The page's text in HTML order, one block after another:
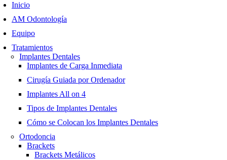
Inicio
AM Odontología
Equipo
Tratamientos
Implantes Dentales
Implantes de Carga Inmediata
Cirugía Guiada por Ordenador
Implantes All on 4
Tipos de Implantes Dentales
Cómo se Colocan los Implantes Dentales
Ortodoncia
Brackets
Brackets Metálicos